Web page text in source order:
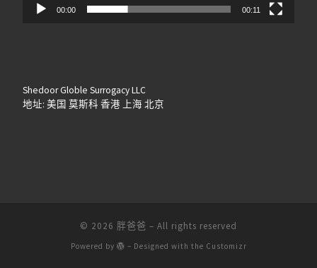
00:00 00:11
Shedoor Globle Surrogacy LLC
地址: 美国 莫斯科 香港 上海 北京
© 2026 胖爸爸 – All rights reserved
Powered by – Designed with the Customizr